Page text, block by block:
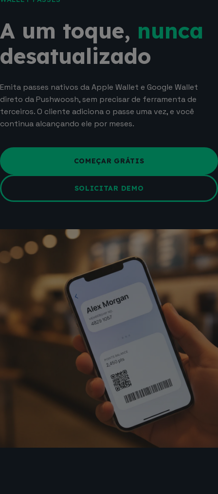
A um toque, nunca
desatualizado
Emita passes nativos da Apple Wallet e Google Wallet
direto da Pushwoosh, sem precisar de ferramenta de
terceiros. O cliente adiciona o passe uma vez, e você
continua alcançando ele por meses.
COMEÇAR GRÁTIS
SOLICITAR DEMO